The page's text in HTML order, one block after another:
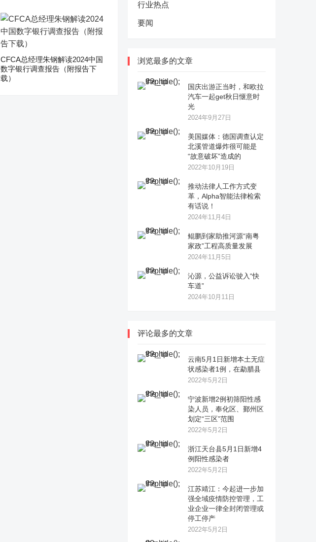
CFCA总经理朱钢解读2024中国
数字银行调查报告（附报告下
载）
行业热点
要闻
浏览最多的文章
国庆出游正当时，和欧拉
汽车一起get秋日惬意时
光
2024年9月27日
美国媒体：德国调查认定
北溪管道爆炸很可能是
“故意破坏”造成的
2022年10月19日
推动法律人工作方式变
革，Alpha智能法律检索
有话说！
2024年11月4日
鲲鹏到家助推河源“南粤
家政”工程高质量发展
2024年11月5日
沁源，公益诉讼驶入“快
车道”
2024年10月11日
评论最多的文章
云南5月1日新增本土无症
状感染者1例，在勐腊县
2022年5月2日
宁波新增2例初筛阳性感
染人员，奉化区、鄞州区
划定“三区”范围
2022年5月2日
浙江天台县5月1日新增4
例阳性感染者
2022年5月2日
江苏靖江：今起进一步加
强全域疫情防控管理，工
业企业一律全封闭管理或
停工停产
2022年5月2日